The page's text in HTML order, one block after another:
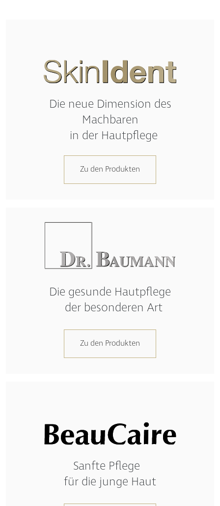
Die neue Dimension des
Machbaren
in der Hautpflege
Zu den Produkten
Die gesunde Hautpflege
der besonderen Art
Zu den Produkten
Sanfte Pflege
für die junge Haut